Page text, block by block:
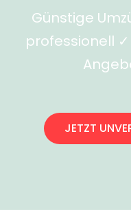
Günstige
professionell
JETZT